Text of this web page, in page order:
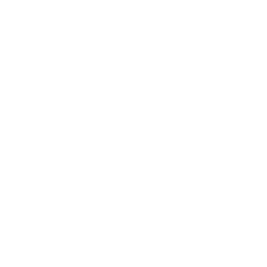
Frota Veículos
Frota